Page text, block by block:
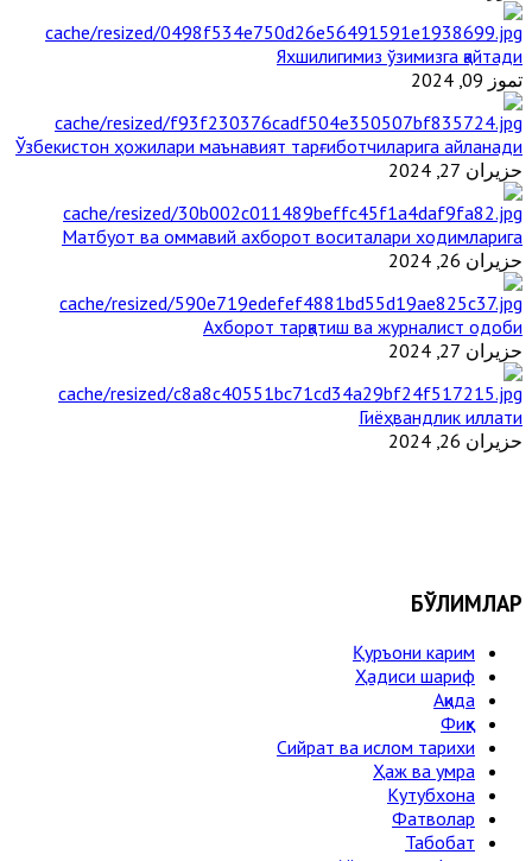
Яхшилигимиз ўзимизга қайтади
تموز 09, 2024
Ўзбекистон ҳожилари маънавият тарғиботчиларига айланади
حزيران 27, 2024
Матбуот ва оммавий ахборот воситалари ходимларига
حزيران 26, 2024
Ахборот тарқатиш ва журналист одоби
حزيران 27, 2024
Гиёҳвандлик иллати
حزيران 26, 2024
БЎЛИМЛАР
Қуръони карим
Ҳадиси шариф
Ақида
Фиқҳ
Сийрат ва ислом тарихи
Ҳаж ва умра
Кутубхона
Фатволар
Табобат